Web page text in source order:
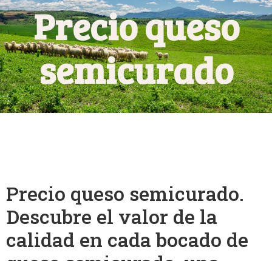
Precio queso
semicurado
Precio queso semicurado.
Descubre el valor de la
calidad en cada bocado de